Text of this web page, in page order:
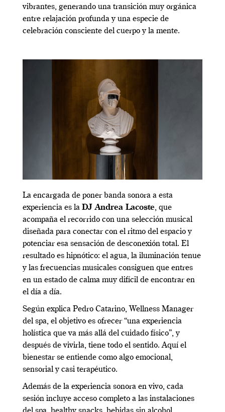
vibrantes, generando una transición muy orgánica
entre relajación profunda y una especie de
celebración consciente del cuerpo y la mente.
La encargada de poner banda sonora a esta
experiencia es la DJ Andrea Lacoste, que
acompaña el recorrido con una selección musical
diseñada para conectar con el ritmo del espacio y
potenciar esa sensación de desconexión total. El
resultado es hipnótico: el agua, la iluminación tenue
y las frecuencias musicales consiguen que entres
en un estado de calma muy difícil de encontrar en
el día a día.
Según explica Pedro Catarino, Wellness Manager
del spa, el objetivo es ofrecer “una experiencia
holística que va más allá del cuidado físico”, y
después de vivirla, tiene todo el sentido. Aquí el
bienestar se entiende como algo emocional,
sensorial y casi terapéutico.
Además de la experiencia sonora en vivo, cada
sesión incluye acceso completo a las instalaciones